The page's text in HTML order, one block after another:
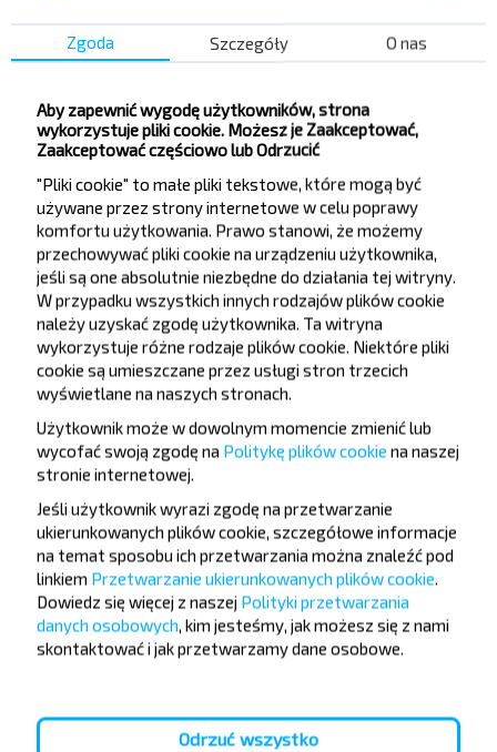
podróżować
taniej?
Nie przegap promocji, zniżek i innych ciekawych
ofert od serwisu INFOBUS. Zapisz się do
newslettera i podróżuj z nami jeszcze taniej!
Zapisz się
Populární autobusové linky
Kraków - Katowice lotnisko
Katowice - Kraków
Kraków - Katowice
Kraków - Zakopane
Płock - Warszawa
Kołobrzeg - Sianożęty
Katowice - Krynica-Zdrój
Olecko - Suwałki
Lublin - Warszawa
Kołobrzeg - Niechorze
Kamien Pomorski - Pobierowo
Katowice - Zawoja
Zakopane - Kraków
Warszawa - Iwonicz-Zdroj
Wadowice - Katowice
Warszawa - Mińsk
Lwów - Kraków
Kraków - Lwów
Zgoda Szczegóły O nas
Aby zapewnić wygodę użytkowników, strona
wykorzystuje pliki cookie. Możesz je Zaakceptować,
Zaakceptować częściowo lub Odrzucić
"Pliki cookie" to małe pliki tekstowe, które mogą być
używane przez strony internetowe w celu poprawy
komfortu użytkowania. Prawo stanowi, że możemy
przechowywać pliki cookie na urządzeniu użytkownika,
jeśli są one absolutnie niezbędne do działania tej witryny.
W przypadku wszystkich innych rodzajów plików cookie
należy uzyskać zgodę użytkownika. Ta witryna
wykorzystuje różne rodzaje plików cookie. Niektóre pliki
cookie są umieszczane przez usługi stron trzecich
wyświetlane na naszych stronach.
Użytkownik może w dowolnym momencie zmienić lub
wycofać swoją zgodę na Politykę plików cookie na naszej
stronie internetowej.
Jeśli użytkownik wyrazi zgodę na przetwarzanie
ukierunkowanych plików cookie, szczegółowe informacje
na temat sposobu ich przetwarzania można znaleźć pod
linkiem Przetwarzanie ukierunkowanych plików cookie.
Dowiedz się więcej z naszej Polityki przetwarzania
danych osobowych, kim jesteśmy, jak możesz się z nami
skontaktować i jak przetwarzamy dane osobowe.
Odrzuć wszystko